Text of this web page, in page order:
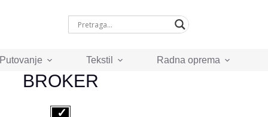
Tekstil Radna oprema
BROKER